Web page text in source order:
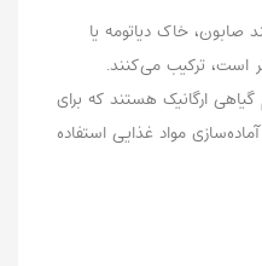
صابون، خاک دیاتومه یا
است، ترکیب می‌کنند.
ارگانیک هستند که برای
مواد غذایی استفاده